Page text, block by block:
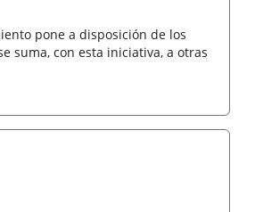
pone a disposición de los
suma, con esta iniciativa, a otras